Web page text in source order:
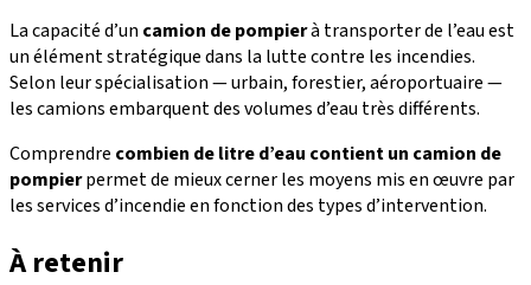
La capacité d’un camion de pompierà transporter de l’eau est
un élément stratégique dans la lutte contre les incendies.
Selon leur spécialisation — urbain, forestier, aéroportuaire —
les camions embarquent des volumes d’eau très différents.
Comprendre combien de litre d’eau contient un camion de
pompierpermet de mieux cerner les moyens mis en œuvre par
les services d’incendie en fonction des types d’intervention.
À retenir